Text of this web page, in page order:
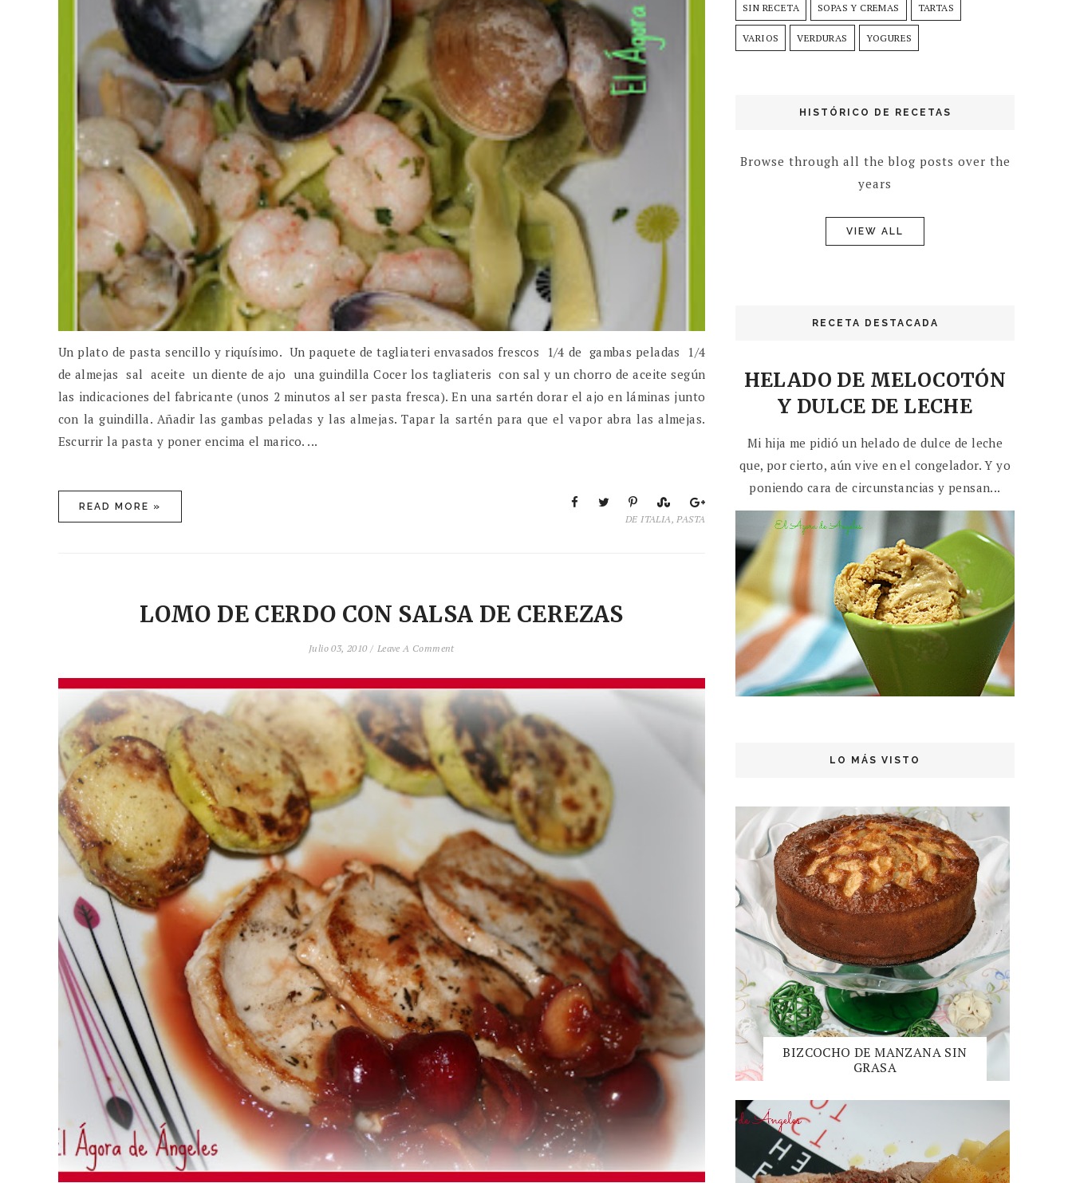
Un plato de pasta sencillo y riquísimo. Un paquete de tagliateri envasados frescos 1/4 de gambas peladas 1/4
de almejas sal aceite un diente de ajo una guindilla Cocer los tagliateris con sal y un chorro de aceite según
las indicaciones del fabricante (unos 2 minutos al ser pasta fresca). En una sartén dorar el ajo en láminas junto
con la guindilla. Añadir las gambas peladas y las almejas. Tapar la sartén para que el vapor abra las almejas.
Escurrir la pasta y poner encima el marico. ...
READ MORE »
DE ITALIA , PASTA
LOMO DE CERDO CON SALSA DE CEREZAS
Julio 03, 2010 / Leave A Comment
SIN RECETA SOPAS Y CREMAS TARTAS
VARIOS VERDURAS YOGURES
HISTÓRICO DE RECETAS
Browse through all the blog posts over the
years
VIEW ALL
RECETA DESTACADA
HELADO DE MELOCOTÓN
Y DULCE DE LECHE
Mi hija me pidió un helado de dulce de leche
que, por cierto, aún vive en el congelador. Y yo
poniendo cara de circunstancias y pensan...
LO MÁS VISTO
BIZCOCHO DE MANZANA SIN
GRASA